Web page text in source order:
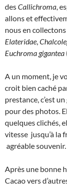
desCallichroma ,
allons et
nous en
Elateridae
Euchroma gigantea
A un moment, je
croit bien caché
prestance, c’est
pour des photos.
quelques clichés,
vitesse jusqu’à la
agréable souvenir.
Après une bonne
Cacao vers